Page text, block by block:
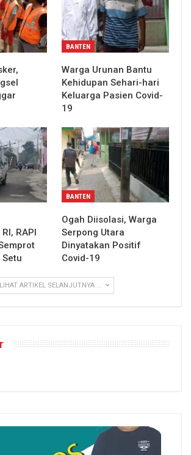
BANTEN
Warga Urunan Bantu
Kehidupan Sehari-hari
Keluarga Pasien Covid-
19
RAPI
BANTEN
Ogah Diisolasi, Warga
Serpong Utara
Dinyatakan Positif
Covid-19
LIHAT ARTIKEL SELANJUTNYA ...